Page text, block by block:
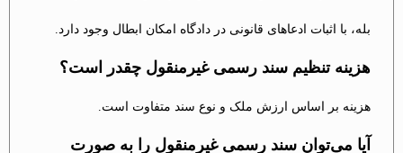
بله، با اثبات ادعاهای قانونی در دادگاه امکان ابطال وجود دارد.
هزینه تنظیم سند رسمی غیرمنقول چقدر است؟
هزینه بر اساس ارزش ملک و نوع سند متفاوت است.
آیا می‌توان سند رسمی غیرمنقول را به صورت